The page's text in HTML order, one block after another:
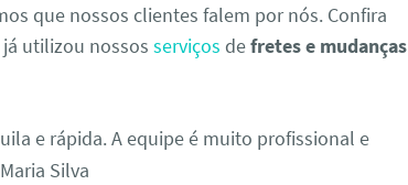
que nossos clientes falem por nós. Confira
utilizou nossosserviços defretes e mudanças
e rápida. A equipe é muito profissional e
Silva